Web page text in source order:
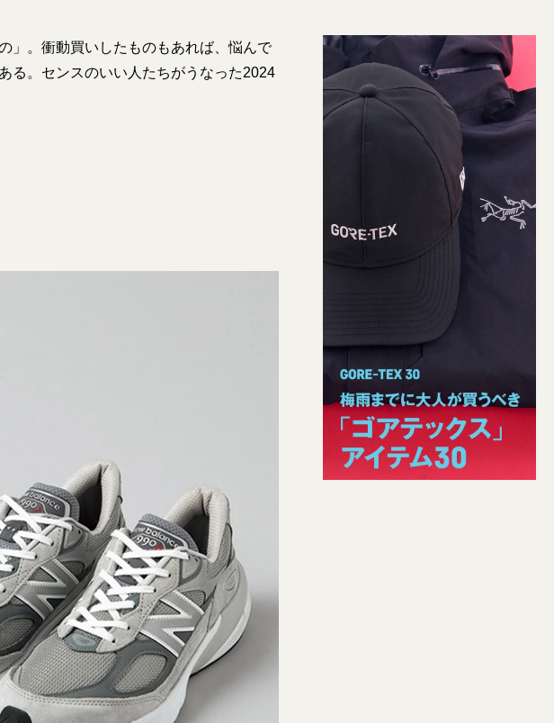
」。衝動買いしたものもあれば、悩んで
る。センスのいい人たちがうなった2024